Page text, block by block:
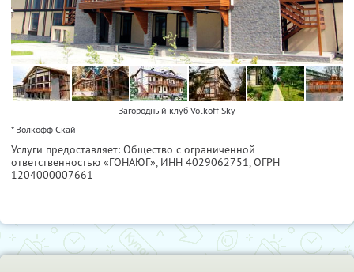
Загородный клуб Volkoff Sky
* Волкофф Скай
Услуги предоставляет: Общество с ограниченной
ответственностью «ГОНАЮГ», ИНН 4029062751, ОГРН
1204000007661